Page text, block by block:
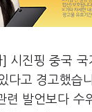
시진핑 중국
다고 경고했
련 발언보다 수